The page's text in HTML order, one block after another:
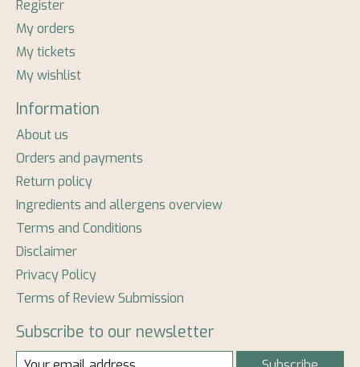
Register
My orders
My tickets
My wishlist
Information
About us
Orders and payments
Return policy
Ingredients and allergens overview
Terms and Conditions
Disclaimer
Privacy Policy
Terms of Review Submission
Subscribe to our newsletter